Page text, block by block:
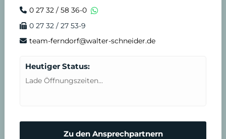
0 27 32 / 58 36-0
0 27 32 / 27 53-9
team-ferndorf@walter-schneider.de
Heutiger Status:
Lade Öffnungszeiten...
Zu den Ansprechpartnern